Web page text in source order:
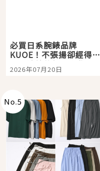
必買日系腕錶品牌
KUOE！不張揚卻經得起
時間洗鍊的經典之作五
選
2026年07月20日
No.5